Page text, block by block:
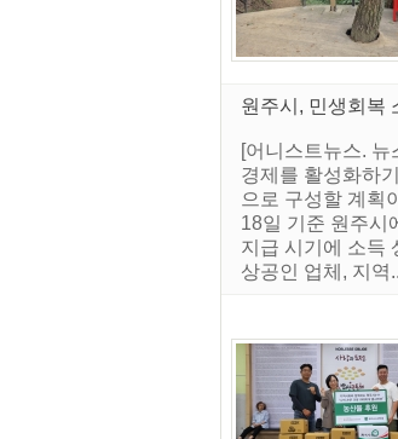
원주시, 민생회복
[어니스트뉴스.
경제를 활성화하
으로 구성할 계획
18일 기준 원주시
지급 시기에 소득
상공인 업체, 지역